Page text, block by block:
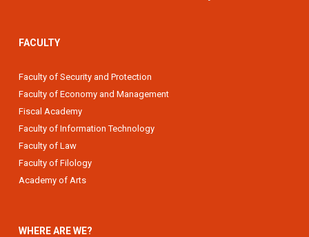
FACULTY
Faculty of Security and Protection
Faculty of Economy and Management
Fiscal Academy
Faculty of Information Technology
Faculty of Law
Faculty of Filology
Academy of Arts
WHERE ARE WE?